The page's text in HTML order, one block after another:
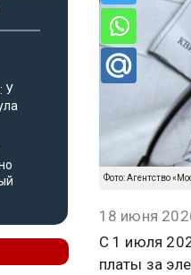
У
Фото: Агентство
18 июня
С 1 июля
платы за